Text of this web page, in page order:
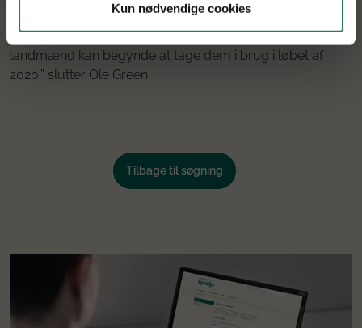
Kun nødvendige cookies
samarbejdsuniversiteterne. Vi sigter efter at kunne vise
koncepterne frem på Gyldensteen Gods i 2019, inden flere
landmænd kan begynde at tage dem i brug i løbet af
2020,” slutter Ole Green.
Tilbage til søgning